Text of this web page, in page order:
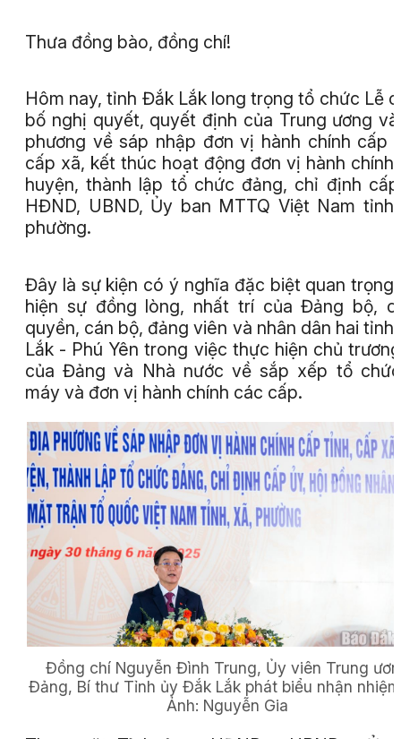
Thưa đồng bào, đồng chí!
Hôm nay, tỉnh Đắk Lắk long trọng tổ chức Lễ
bố nghị quyết, quyết định của Trung ương
phương về sáp nhập đơn vị hành chính cấp
cấp xã, kết thúc hoạt động đơn vị hành chính
huyện, thành lập tổ chức đảng, chỉ định
HĐND, UBND, Ủy ban MTTQ Việt Nam
phường.
Đây là sự kiện có ý nghĩa đặc biệt quan
hiện sự đồng lòng, nhất trí của Đảng bộ,
quyền, cán bộ, đảng viên và nhân dân hai tỉnh
Lắk - Phú Yên trong việc thực hiện chủ
của Đảng và Nhà nước về sắp xếp tổ
máy và đơn vị hành chính các cấp.
Đồng chí Nguyễn Đình Trung, Ủy viên Trung
Đảng, Bí thư Tỉnh ủy Đắk Lắk phát biểu nhận
Ảnh: Nguyễn Gia